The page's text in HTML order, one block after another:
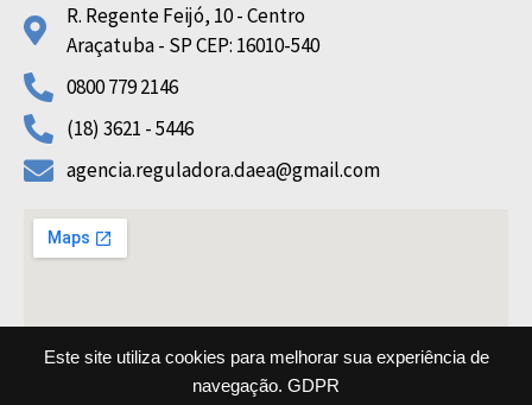
Este site utiliza cookies para melhorar sua experiência de
navegação. GDPR
R. Regente Feijó, 10 - Centro
Araçatuba - SP CEP: 16010-540
0800 779 2146
(18) 3621 - 5446
agencia.reguladora.daea@gmail.com